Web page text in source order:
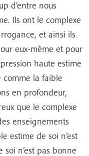
d’entre nous
Ils ont le complexe
et ainsi ils
eux-même et pour
haute estime
comme la faible
en profondeur,
que le complexe
enseignements
estime de soi n’est
n’est pas bonne